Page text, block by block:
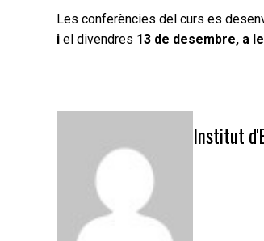
Les conferències del curs es
i el divendres 13 de desembre, a
Institut